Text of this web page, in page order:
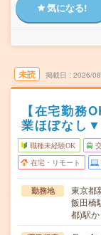
気になる!
未読 掲載日 2026/
【在宅勤務
業ほぼなし
職種未経験OK
在宅・リモート
勤務地
東京都
飯田橋
都)駅